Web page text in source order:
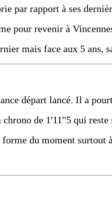
par rapport à ses
pour revenir à
mais face aux 5 ans,
départ lancé. Il a
chrono de 1'11''5 qui
du moment surtout